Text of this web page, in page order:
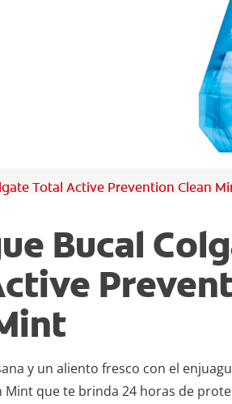
Total Active Prevention Clean
Bucal
y un aliento fresco con el
Mint que te brinda 24 horas de